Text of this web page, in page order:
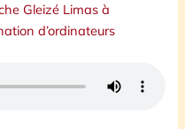
Gleizé Limas à
d’ordinateurs